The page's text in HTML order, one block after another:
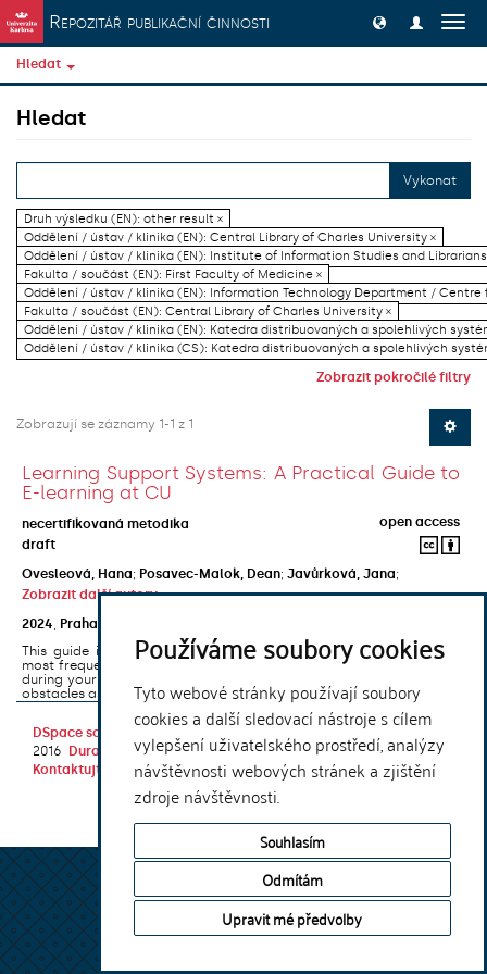
Používáme soubory cookies
Tyto webové stránky používají soubory
cookies a další sledovací nástroje s cílem
vylepšení uživatelského prostředí, analýzy
návštěvnosti webových stránek a zjištění
zdroje návštěvnosti.
Souhlasím
Odmítám
Upravit mé předvolby
Přeskočit na obsah
Repozitář publikační činnosti
Hledat
Hledat
Vykonat
Druh výsledku (EN): other result ×
Oddělení / ústav / klinika (EN): Central Library of Charles University ×
Oddělení / ústav / klinika (EN): Institute of Information Studies and
Fakulta / součást (EN): First Faculty of Medicine ×
Oddělení / ústav / klinika (EN): Information Technology Department / Centre
Fakulta / součást (EN): Central Library of Charles University ×
Oddělení / ústav / klinika (EN): Katedra distribuovaných a spolehlivých
Oddělení / ústav / klinika (CS): Katedra distribuovaných a spolehlivých
Zobrazit pokročilé filtry
Zobrazují se záznamy 1-1 z 1
Learning Support Systems: A Practical Guide to
E-learning at CU
necertifikovaná metodika
open access
draft
Ovesleová, Hana; Posavec-Malok, Dean; Javůrková, Jana;
Zobrazit další autory
2024
Praha
This guide introduces the e-learning support tools that are used
most frequently at Charles University and that you may encounter
during your studies. It will also help you to avoid the most common
obstacles associated ...
DSpace software
2016
DuraSpace
Kontaktujte nás |Vyjádření názoru
Theme by